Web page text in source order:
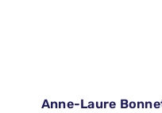
Anne-Laure